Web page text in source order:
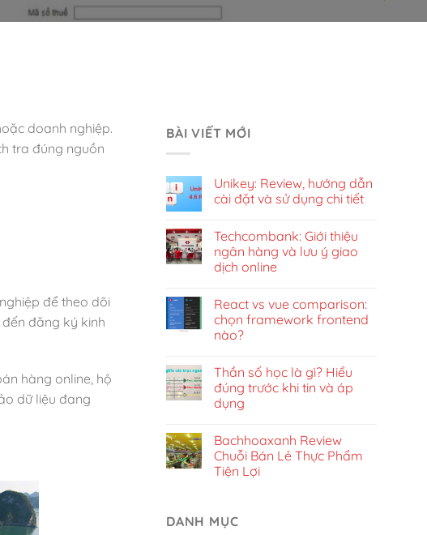
doanh nghiệp.
tra đúng nguồn
để theo dõi
đăng ký kinh
hàng online, hộ
dữ liệu đang
BÀI VIẾT MỚI
Unikey: Review, hướng dẫn
cài đặt và sử dụng chi tiết
Techcombank: Giới thiệu
ngân hàng và lưu ý giao
dịch online
React vs vue comparison:
chọn framework frontend
nào?
Thần số học là gì? Hiểu
đúng trước khi tin và áp
dụng
Bachhoaxanh Review
Chuỗi Bán Lẻ Thực Phẩm
Tiện Lợi
DANH MỤC